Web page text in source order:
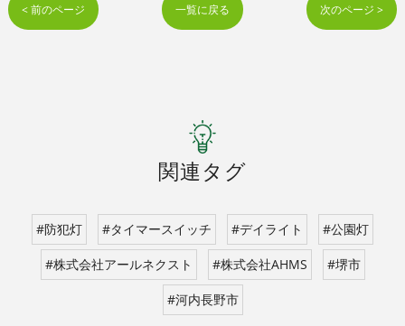
< 前のページ 一覧に戻る 次のページ >
関連タグ
#防犯灯 #タイマースイッチ #デイライト #公園灯
#株式会社アールネクスト #株式会社AHMS #堺市
#河内長野市